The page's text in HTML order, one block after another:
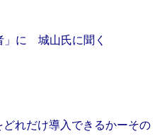
」に 城山氏に聞く
れだけ導入できるかーその